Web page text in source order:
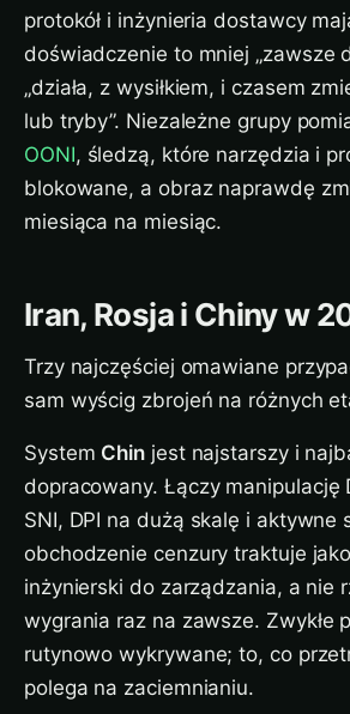
protokół i inżynieria dostawcy
doświadczenie to mniej „zawsze
„działa, z wysiłkiem, i czasem
lub tryby”. Niezależne grupy
OONI, śledzą, które narzędzia i
blokowane, a obraz naprawdę
miesiąca na miesiąc.
Iran, Rosja i Chiny w
Trzy najczęściej omawiane
sam wyścig zbrojeń na różnych
System Chin jest najstarszy i
dopracowany. Łączy manipulację
SNI, DPI na dużą skalę i aktywne
obchodzenie cenzury traktuje
inżynierski do zarządzania, a nie
wygrania raz na zawsze. Zwykłe
rutynowo wykrywane; to, co
polega na zaciemnianiu.